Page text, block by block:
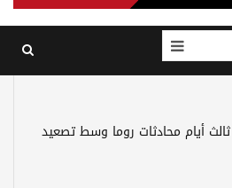
أيام محادثات روما وسط تصعيد